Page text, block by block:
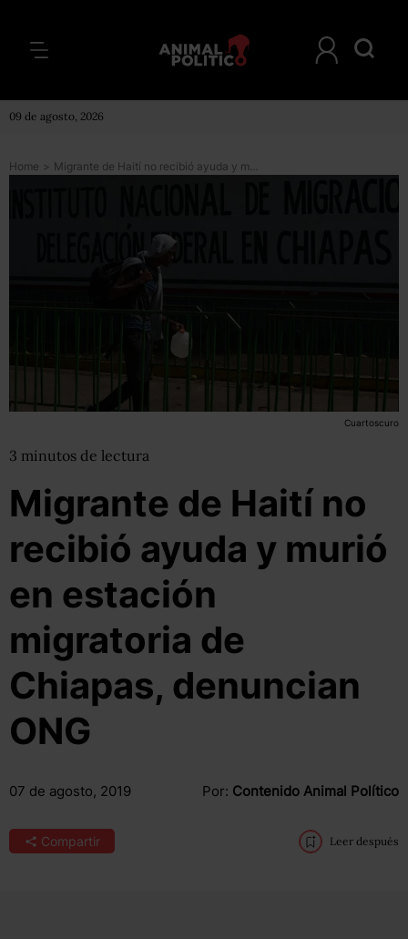
09 de agosto, 2026
Home > Migrante de Haití no recibió ayuda y murió en estación migratoria de Chiapas, denuncian ONG
Cuartoscuro
3 minutos de lectura
Migrante de Haití no
recibió ayuda y murió
en estación
migratoria de
Chiapas, denuncian
ONG
07 de agosto, 2019 Por: Contenido Animal Político
Compartir Leer después